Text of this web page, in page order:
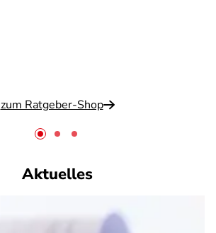
zum Ratgeber-Shop
Aktuelles